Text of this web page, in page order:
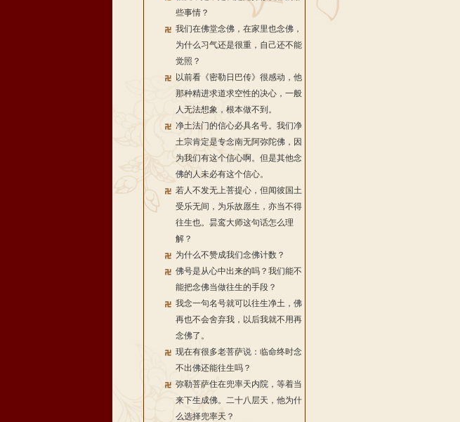
些事情？
我们在佛堂念佛，在家里也念佛，
为什么习气还是很重，自己还不能
觉照？
以前看《密勒日巴传》很感动，他
那种精进求道求空性的决心，一般
人无法想象，根本做不到。
净土法门的信心必具名号。我们净
土宗肯定是专念南无阿弥陀佛，因
为我们有这个信心啊。但是其他念
佛的人未必有这个信心。
若人不发无上菩提心，但闻彼国土
受乐无间，为乐故愿生，亦当不得
往生也。昙鸾大师这句话怎么理
解？
为什么不赞成我们念佛计数？
佛号是从心中出来的吗？我们能不
能把念佛当做往生的手段？
我念一句名号就可以往生净土，佛
再也不会舍弃我，以后我就不用再
念佛了。
现在有很多老菩萨说：临命终时念
不出佛还能往生吗？
弥勒菩萨住在兜率天内院，等着当
来下生成佛。二十八层天，他为什
么选择兜率天？